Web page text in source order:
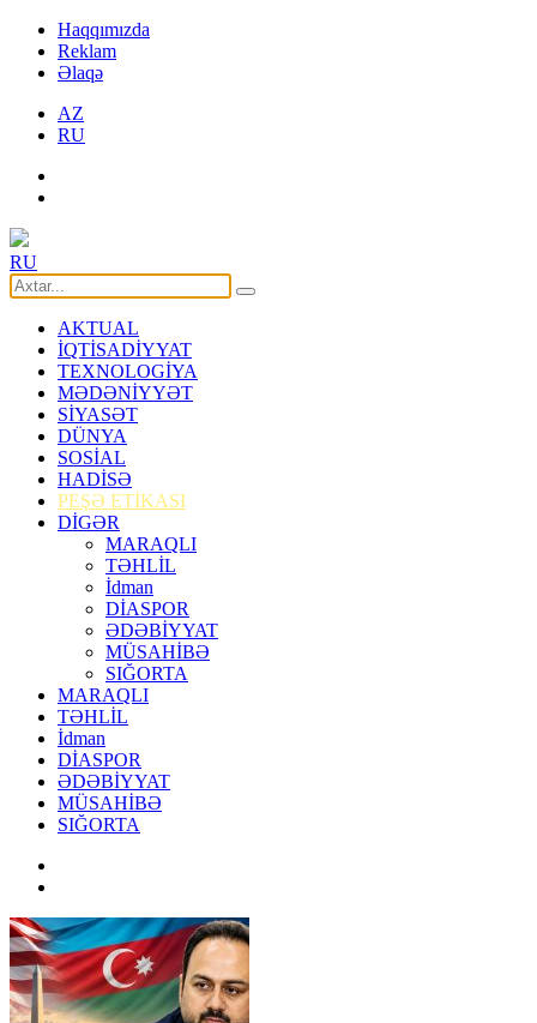
Haqqımızda
Reklam
Əlaqə
AZ
RU
RU
AKTUAL
İQTİSADİYYAT
TEXNOLOGİYA
MƏDƏNİYYƏT
SİYASƏT
DÜNYA
SOSİAL
HADİSƏ
PEŞƏ ETİKASI
DİGƏR
MARAQLI
TƏHLİL
İdman
DİASPOR
ƏDƏBİYYAT
MÜSAHİBƏ
SIĞORTA
MARAQLI
TƏHLİL
İdman
DİASPOR
ƏDƏBİYYAT
MÜSAHİBƏ
SIĞORTA